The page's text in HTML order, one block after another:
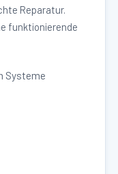
Reparatur.
funktionierende
Systeme